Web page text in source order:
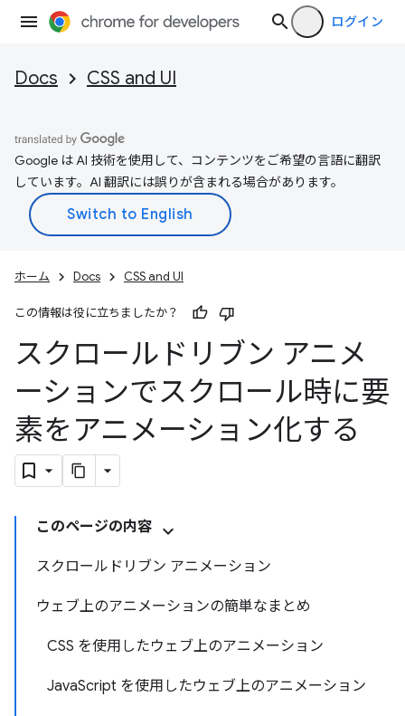
ログイン
Docs CSS and UI
Google は AI 技術を使用して、コンテンツをご希望の言語に翻訳
しています。AI 翻訳には誤りが含まれる場合があります。
ホーム Docs CSS and UI
この情報は役に立ちましたか？
スクロールドリブン アニメ
ーションでスクロール時に要
素をアニメーション化する
このページの内容
スクロールドリブン アニメーション
ウェブ上のアニメーションの簡単なまとめ
CSS を使用したウェブ上のアニメーション
JavaScript を使用したウェブ上のアニメーション